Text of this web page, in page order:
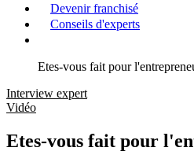
Devenir franchisé
Conseils d'experts
Etes-vous fait pour
Interview expert
Vidéo
Etes-vous fait pour